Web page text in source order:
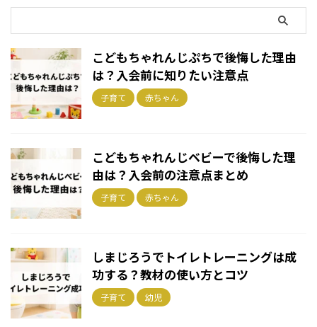
こどもちゃれんじぷちで後悔した理由
は？入会前に知りたい注意点
子育て 赤ちゃん
こどもちゃれんじベビーで後悔した理
由は？入会前の注意点まとめ
子育て 赤ちゃん
しまじろうでトイレトレーニングは成
功する？教材の使い方とコツ
子育て 幼児